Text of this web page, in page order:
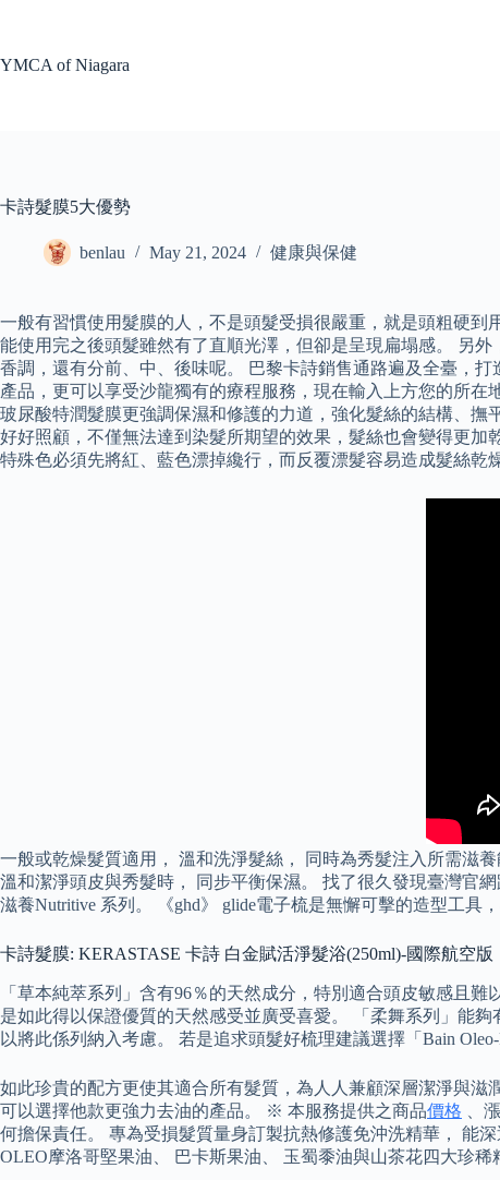
YMCA of Niagara
卡詩髮膜5大優勢
benlau May 21, 2024 健康與保健
一般有習慣使用髮膜的人，不是頭髮受損很嚴重，就是頭粗硬
能使用完之後頭髮雖然有了直順光澤，但卻是呈現扁塌感。 另
香調，還有分前、中、後味呢。 巴黎卡詩銷售通路遍及全臺，
產品，更可以享受沙龍獨有的療程服務，現在輸入上方您的所
玻尿酸特潤髮膜更強調保濕和修護的力道，強化髮絲的結構、
好好照顧，不僅無法達到染髮所期望的效果，髮絲也會變得更加
特殊色必須先將紅、藍色漂掉纔行，而反覆漂髮容易造成髮絲乾
一般或乾燥髮質適用， 溫和洗淨髮絲， 同時為秀髮注入所需滋
溫和潔淨頭皮與秀髮時， 同步平衡保濕。 找了很久發現臺灣官
滋養Nutritive 系列。 《ghd》 glide電子梳是無懈可擊的造型工具
卡詩髮膜: KERASTASE 卡詩 白金賦活淨髮浴(250ml)-國際航空版
「草本純萃系列」含有96％的天然成分，特別適合頭皮敏感且
是如此得以保證優質的天然感受並廣受喜愛。 「柔舞系列」能
以將此係列納入考慮。 若是追求頭髮好梳理建議選擇「Bain
如此珍貴的配方更使其適合所有髮質，為人人兼顧深層潔淨與
可以選擇他款更強力去油的產品。 ※ 本服務提供之商品價格 、
何擔保責任。 專為受損髮質量身訂製抗熱修護免沖洗精華， 能
OLEO摩洛哥堅果油、 巴卡斯果油、 玉蜀黍油與山茶花四大珍